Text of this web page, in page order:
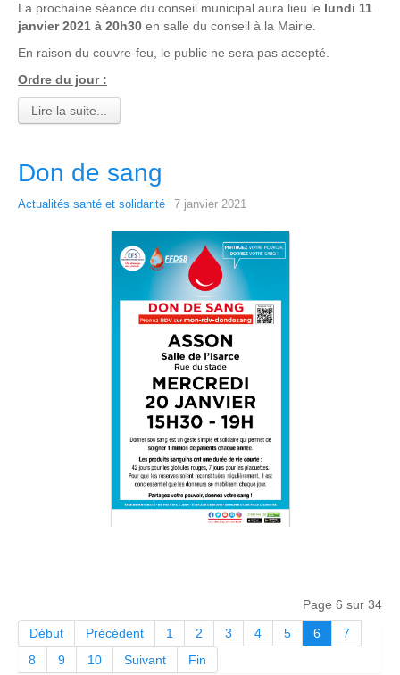
La prochaine séance du conseil municipal aura lieu le lundi 11
janvier 2021 à 20h30 en salle du conseil à la Mairie.
En raison du couvre-feu, le public ne sera pas accepté.
Ordre du jour :
Lire la suite...
Don de sang
Actualités santé et solidarité 7 janvier 2021
Page 6 sur 34
Début
Précédent 1 2 3 4 5 6
7
8
9 10 Suivant Fin